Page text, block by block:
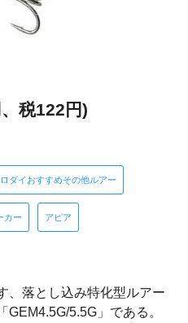
税122円)
ダイおすすめその他ルアー
カー アピア
、落とし込み特化型ルアー
5.5G」である。